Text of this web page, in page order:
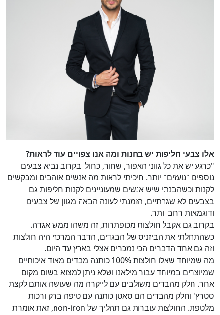
אלו צבעי חליפות יש בחנות ומה אנו צפויים עוד לראות?
"כרגע יש את כל גווני האפור, שחור, כחול ובקרוב נביא צבעים
נוספים "נועזים" יותר. חיכיתי לראות מה אנשים אוהבים ומבקשים
לקנות וכשהבנתי שיש אנשים שמעוניינים לקנות חליפות גם
בצבעים לא שגרתיים, הזמנתי לעונה הבאה מגוון של צבעים
ודוגמאות רחב יותר.
בקרוב גם אקבל חולצות מכופתרות, זה משהו ממש אגדה.
כשהתחלתי את הביזניס של הבגדים, הדבר המרכזי היה חולצות
וזה גם אחד הדברים הכי נמכרים אצלי בארץ עד היום.
מה שמיוחד שאלו חולצות 100% כותנה מבדים מאוד איכותיים
שמיוצרים במיוחד עבור מילאנו ושלא ניתן למצוא בשום מקום
אחר. חלק מהבדים משולבים עם לייקרה מה שעושה אותם לקצת
סטרץ' וחלק מהבדים הם סאטן כותנה עם טיפה ברק ורכות
מלטפת. החולצות עוברות גם תהליך של non-iron, זאת אומרת